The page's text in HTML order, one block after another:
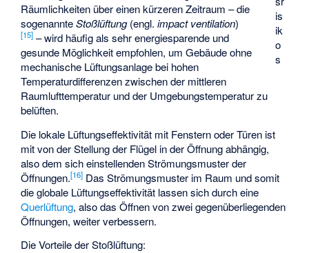
is
ik
o
s
Räumlichkeiten über einen kürzeren Zeitraum – die
sogenannteStoßlüftung(engl.impact ventilation)
[15] – wird häufig als sehr energiesparende und
gesunde Möglichkeit empfohlen, um Gebäude ohne
mechanische Lüftungsanlage bei hohen
Temperaturdifferenzen zwischen der mittleren
Raumlufttemperatur und der Umgebungstemperatur zu
belüften.
Die lokale Lüftungseffektivität mit Fenstern oder Türen ist
mit von der Stellung der Flügel in der Öffnung abhängig,
also dem sich einstellenden Strömungsmuster der
Öffnungen.[16] Das Strömungsmuster im Raum und somit
die globale Lüftungseffektivität lassen sich durch eine
Querlüftung, also das Öffnen von zwei gegenüberliegenden
Öffnungen, weiter verbessern.
Die Vorteile der Stoßlüftung: